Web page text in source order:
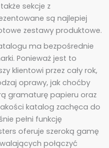
sekcje z
są najlepiej
zestawy produktowe.
ma bezpośrednie
Ponieważ jest to
klientowi przez cały rok,
oprawy, jak choćby
gramaturę papieru oraz
katalog zachęca do
pełni funkcję
oferuje szeroką gamę
połączyć